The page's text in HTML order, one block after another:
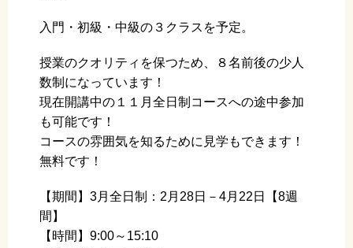
入門・初級・中級の３クラスを予定。
授業のクオリティを保つため、８名前後の少人
数制になっています！
現在開講中の１１月全日制コースへの途中参加
も可能です！
コースの雰囲気を知るために見学もできます！
無料です！
【期間】3月全日制：2月28日－4月22日【8週
間】
【時間】9:00～15:10